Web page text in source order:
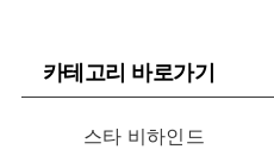
카테고리 바로가기
스타 비하인드